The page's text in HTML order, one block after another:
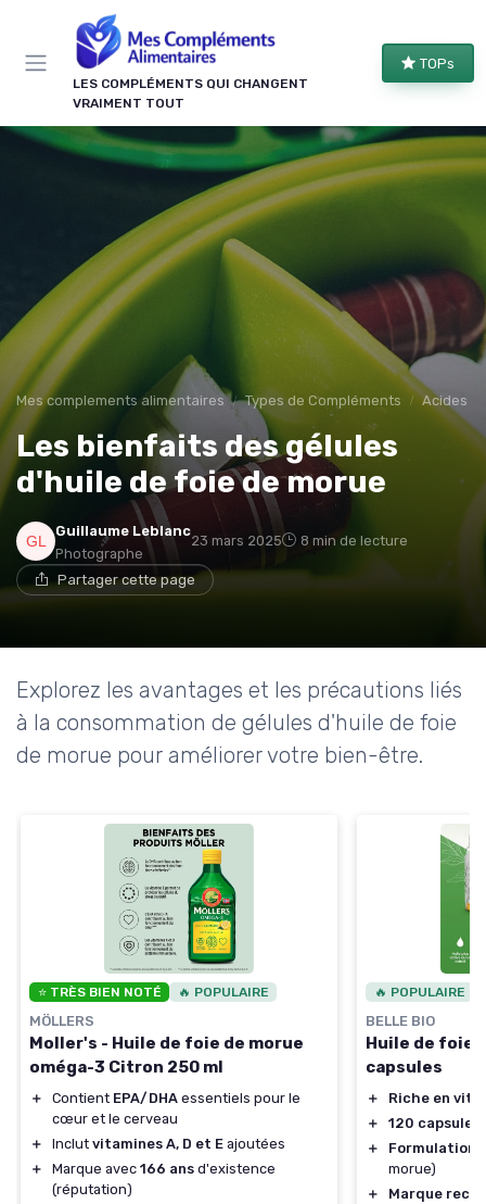
LES COMPLÉMENTS QUI CHANGENT
VRAIMENT TOUT
TOPs
Mes complements alimentaires Types de Compléments Acides
Les bienfaits des gélules
d'huile de foie de morue
Guillaume Leblanc
Photographe
23 mars 2025 8 min de lecture
Partager cette page
Explorez les avantages et les précautions liés
à la consommation de gélules d'huile de foie
de morue pour améliorer votre bien-être.
⭐ TRÈS BIEN NOTÉ 🔥 POPULAIRE
MÖLLERS
Moller's - Huile de foie de morue
oméga-3 Citron 250 ml
＋ Contient EPA/DHA essentiels pour le
cœur et le cerveau
＋
Inclut vitamines A, D et E ajoutées
＋
Marque avec 166 ans d'existence
(réputation)
🔥 POPULAIRE
BELLE BIO
Huile de foie
capsules
＋
Riche en
＋
120 capsules
＋
Formulation
morue)
＋
Marque
Panneau de gestion des cookies